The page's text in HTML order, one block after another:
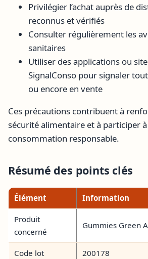
Privilégier l’achat auprès de
reconnus et vérifiés
Consulter régulièrement les
sanitaires
Utiliser des applications ou
SignalConso pour signaler
ou encore en vente
Ces précautions contribuent à
sécurité alimentaire et à participer
consommation responsable.
Résumé des points clés
Élément Information
Produit
concerné
Gummies Green
Code lot 200178